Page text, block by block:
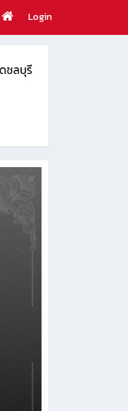
Login